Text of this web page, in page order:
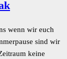
wenn wir euch
sind wir
keine